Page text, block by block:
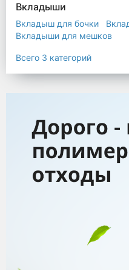
Вкладыши
Вкладыш для бочки
Вкладыши для мешков
Всего 3 категорий